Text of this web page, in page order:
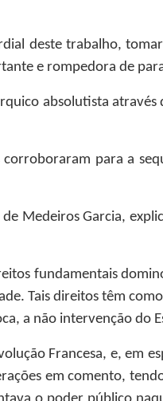
deste trabalho,
e rompedora de
absolutista através
para a
Medeiros Garcia,
fundamentais
Tais direitos têm
a não intervenção do
Francesa, e, em
em comento,